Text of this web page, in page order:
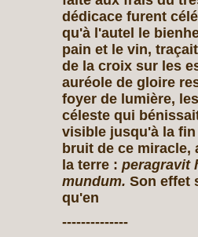
dédicace furent
qu'à l'autel le
pain et le vin,
de la croix sur les
auréole de gloire
foyer de lumière,
céleste qui
visible jusqu'à la fin
bruit de ce
la terre : peragravit
mundum. Son effet
qu'en
--------------